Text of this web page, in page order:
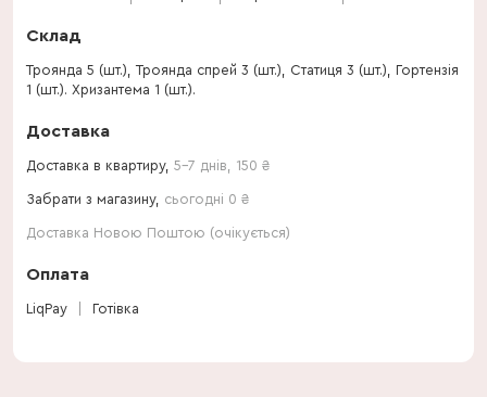
Склад
Троянда 5 (шт.), Троянда спрей 3 (шт.), Статиця 3 (шт.), Гортензія
1 (шт.). Хризантема 1 (шт.).
Доставка
Доставка в квартиру, 5-7 днів 150 ₴
Забрати з магазину, сьогодні 0 ₴
Доставка Новою Поштою (очікується)
Оплата
LiqPay Готівка